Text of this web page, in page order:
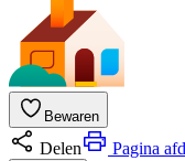
Bewaren
Delen Pagina